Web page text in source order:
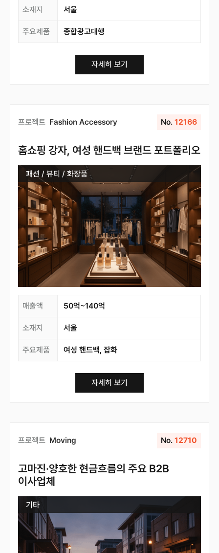
소재지 서울
주요제품 종합광고대행
자세히 보기
프로젝트 Fashion Accessory No. 12166
홈쇼핑 강자, 여성 핸드백 브랜드 포트폴리오
패션 / 뷰티 / 화장품
매출액 50억~140억
소재지 서울
주요제품 여성 핸드백, 잡화
자세히 보기
프로젝트 Moving No. 12710
고마진·양호한 현금흐름의 주요 B2B
이사업체
기타